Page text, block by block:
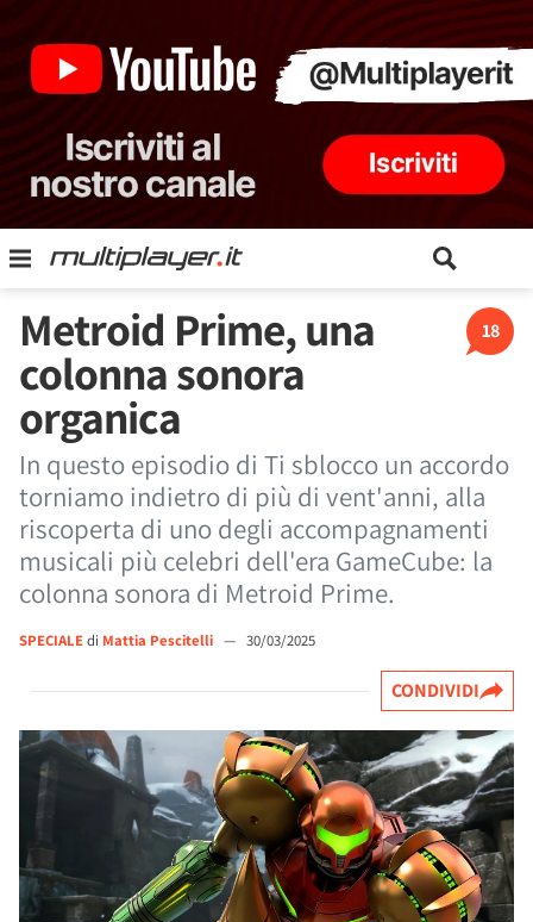
18
Metroid Prime, una
colonna sonora
organica
In questo episodio di Ti sblocco un accordo
torniamo indietro di più di vent'anni, alla
riscoperta di uno degli accompagnamenti
musicali più celebri dell'era GameCube: la
colonna sonora di Metroid Prime.
SPECIALEdi Mattia Pescitelli — 30/03/2025
CONDIVIDI